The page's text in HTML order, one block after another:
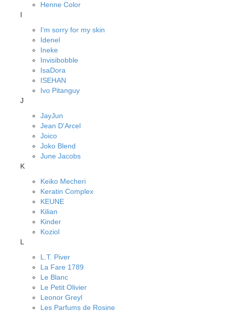
Henne Color
I
I'm sorry for my skin
Idenel
Ineke
Invisibobble
IsaDora
ISEHAN
Ivo Pitanguy
J
JayJun
Jean D'Arcel
Joico
Joko Blend
June Jacobs
K
Keiko Mecheri
Keratin Complex
KEUNE
Kilian
Kinder
Koziol
L
L.T. Piver
La Fare 1789
Le Blanc
Le Petit Olivier
Leonor Greyl
Les Parfums de Rosine